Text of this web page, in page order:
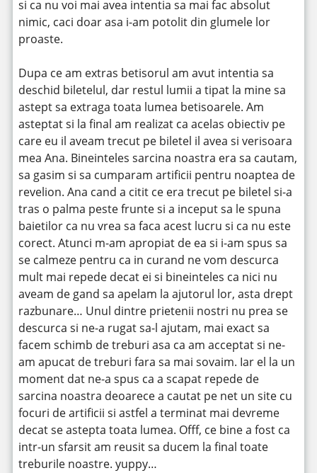
si ca nu voi mai avea intentia sa mai fac absolut
nimic, caci doar asa i-am potolit din glumele lor
proaste.
Dupa ce am extras betisorul am avut intentia sa
deschid biletelul, dar restul lumii a tipat la mine sa
astept sa extraga toata lumea betisoarele. Am
asteptat si la final am realizat ca acelas obiectiv pe
care eu il aveam trecut pe biletel il avea si verisoara
mea Ana. Bineinteles sarcina noastra era sa cautam,
sa gasim si sa cumparam artificii pentru noaptea de
revelion. Ana cand a citit ce era trecut pe biletel si-a
tras o palma peste frunte si a inceput sa le spuna
baietilor ca nu vrea sa faca acest lucru si ca nu este
corect. Atunci m-am apropiat de ea si i-am spus sa
se calmeze pentru ca in curand ne vom descurca
mult mai repede decat ei si bineinteles ca nici nu
aveam de gand sa apelam la ajutorul lor, asta drept
razbunare… Unul dintre prietenii nostri nu prea se
descurca si ne-a rugat sa-l ajutam, mai exact sa
facem schimb de treburi asa ca am acceptat si ne-
am apucat de treburi fara sa mai sovaim. Iar el la un
moment dat ne-a spus ca a scapat repede de
sarcina noastra deoarece a cautat pe net un site cu
focuri de artificii si astfel a terminat mai devreme
decat se astepta toata lumea. Offf, ce bine a fost ca
intr-un sfarsit am reusit sa ducem la final toate
treburile noastre. yuppy…